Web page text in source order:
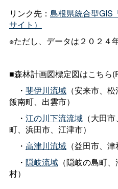
リンク先： 島根県統合型GIS
サイト）
※ただし、データは２０２４
■森林計画図標定図はこちら
・ 斐伊川流域（安来市、松
飯南町、出雲市）
・ 江の川下流流域（大田
町、浜田市、江津市）
・ 高津川流域（益田市、津
・ 隠岐流域（隠岐の島町
村）